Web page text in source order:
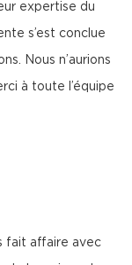
expertise du
s’est conclue
Nous n’aurions
à toute l’équipe
fait affaire avec